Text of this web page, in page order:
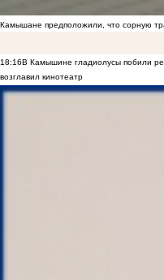
Камышане предположили, что сорную
18:16В Камышине гладиолусы побили
возглавил кинотеатр